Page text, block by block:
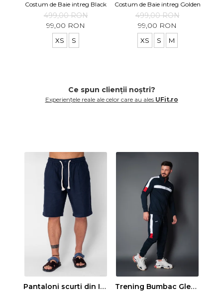
Costum de Baie intreg Black
499,00 RON
99,00 RON
XS S
Costum de Baie intreg Golden
499,00 RON
99,00 RON
XS S M
Ce spun clienții noștri?
Experiențele reale ale celor care au ales UFit.ro
Pantaloni scurti din IN cu nasture si snur Navy Trening Bumbac Glen Navy